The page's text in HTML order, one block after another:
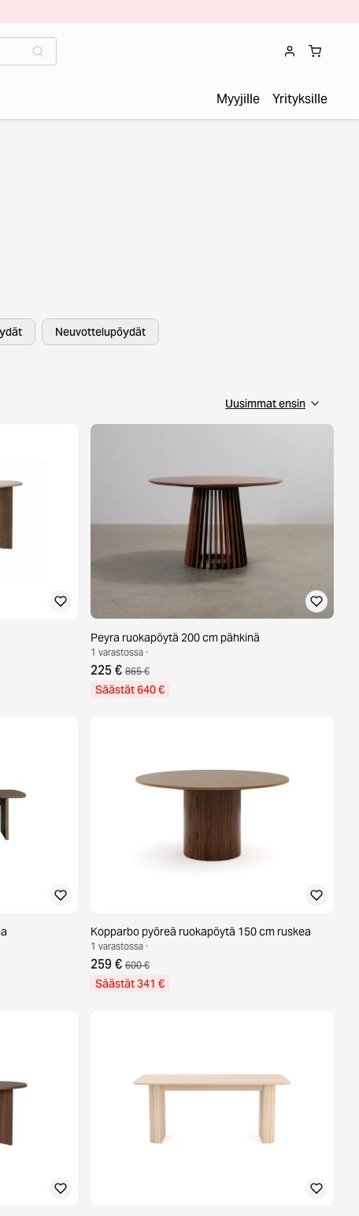
Myyjille Yrityksille
Neuvottelupöydät
Peyra ruokapöytä 200 cm pähkinä
1 varastossa ·
225 € 865 €
Säästät 640 €
Kopparbo pyöreä ruokapöytä 150 cm ruskea
1 varastossa ·
259 € 600 €
Säästät 341 €